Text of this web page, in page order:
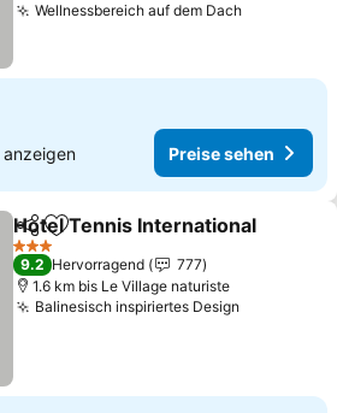
Wellnessbereich auf dem Dach
anzeigen Preise sehen
TeilenZu Favoriten hinzufügen
Hotel Tennis International
3 Sterne
9.2 Hervorragend
777
1.6 km bis Le Village naturiste
Balinesisch inspiriertes Design